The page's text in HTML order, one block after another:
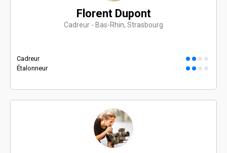
Florent Dupont
Cadreur - Bas-Rhin, Strasbourg
Cadreur
Étalonneur